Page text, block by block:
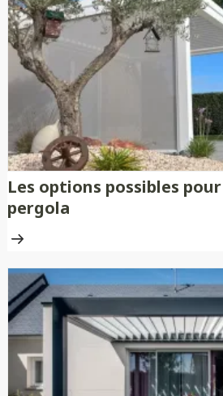
Les options possibles
pergola